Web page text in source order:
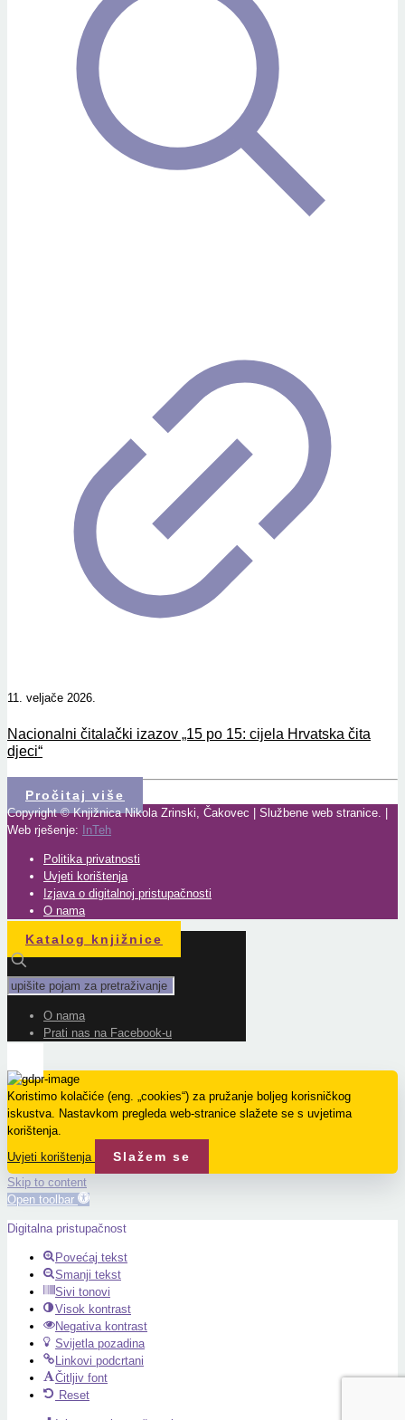
11. veljače 2026.
Nacionalni čitalački izazov „15 po 15: cijela Hrvatska čita
djeci“
Pročitaj više
Copyright © Knjižnica Nikola Zrinski, Čakovec | Službene web stranice. |
Web rješenje: InTeh
Politika privatnosti
Uvjeti korištenja
Izjava o digitalnoj pristupačnosti
O nama
Katalog knjižnice
O nama
Prati nas na Facebook-u
Koristimo kolačiće (eng. „cookies“) za pružanje boljeg korisničkog
iskustva. Nastavkom pregleda web-stranice slažete se s uvjetima
korištenja.
Uvjeti korištenja
Slažem se
Skip to content
Open toolbar
Digitalna pristupačnost
Povećaj tekst
Smanji tekst
Sivi tonovi
Visok kontrast
Negativa kontrast
Svijetla pozadina
Linkovi podcrtani
Čitljiv font
Reset